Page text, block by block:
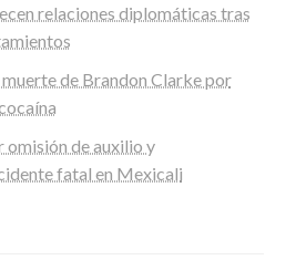
relaciones diplomáticas tras
de Brandon Clarke por
de auxilio y
fatal en Mexicali